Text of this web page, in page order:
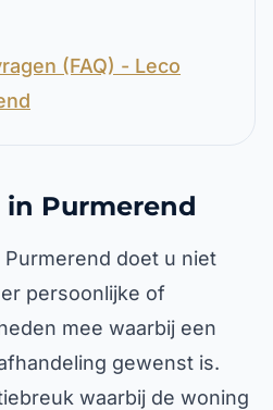
(FAQ) - Leco
in Purmerend
doet u niet
persoonlijke of
mee waarbij een
gewenst is.
waarbij de woning